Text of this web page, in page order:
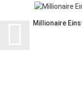
Millionaire